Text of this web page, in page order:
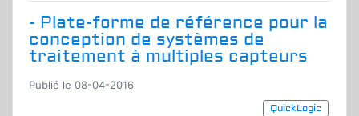
- Plate-forme de référence pour la
conception de systèmes de
traitement à multiples capteurs
Publié le 08-04-2016
QuickLogic